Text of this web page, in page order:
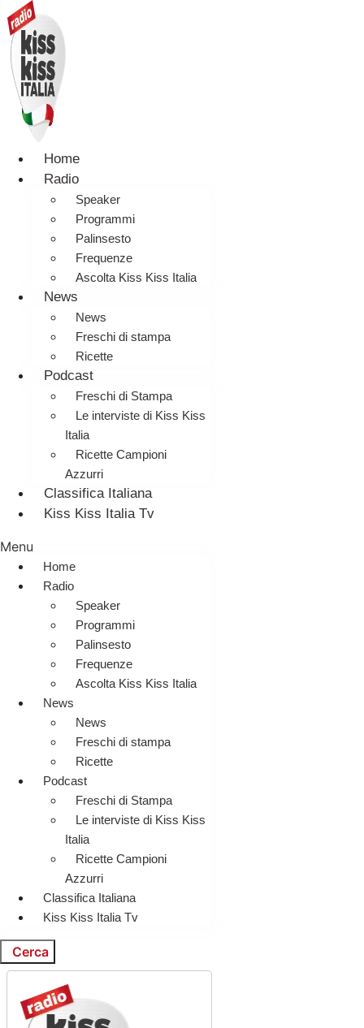
Home
Radio
Speaker
Programmi
Palinsesto
Frequenze
Ascolta Kiss Kiss Italia
News
News
Freschi di stampa
Ricette
Podcast
Freschi di Stampa
Le interviste di Kiss Kiss
Italia
Ricette Campioni
Azzurri
Classifica Italiana
Kiss Kiss Italia Tv
Menu
Home
Radio
Speaker
Programmi
Palinsesto
Frequenze
Ascolta Kiss Kiss Italia
News
News
Freschi di stampa
Ricette
Podcast
Freschi di Stampa
Le interviste di Kiss Kiss
Italia
Ricette Campioni
Azzurri
Classifica Italiana
Kiss Kiss Italia Tv
Cerca